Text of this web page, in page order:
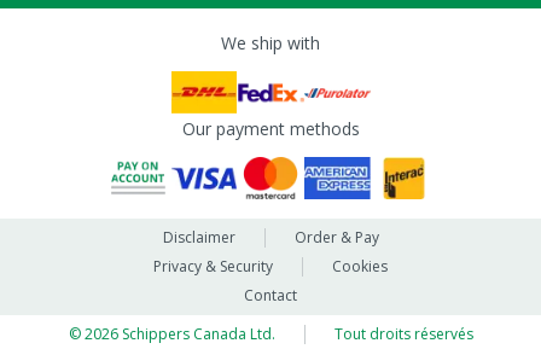
We ship with
Our payment methods
Disclaimer
Order & Pay
Privacy & Security
Cookies
Contact
© 2026 Schippers Canada Ltd.
Tout droits réservés